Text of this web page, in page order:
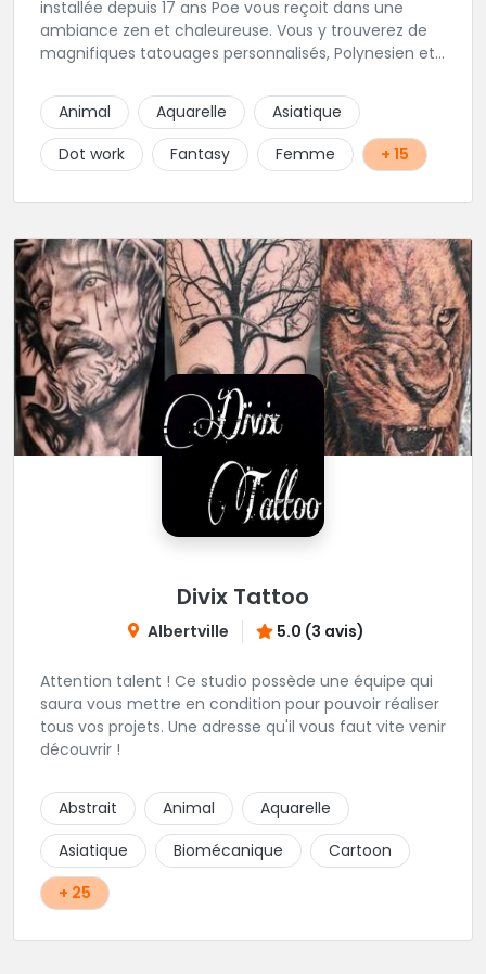
installée depuis 17 ans Poe vous reçoit dans une
ambiance zen et chaleureuse. Vous y trouverez de
magnifiques tatouages personnalisés, Polynesien et
permanents/artistiques ainsi que des prestations de
Piercings.
Animal Aquarelle
Asiatique
Dot work
Fantasy Femme + 15
Divix Tattoo
Albertville 5.0 (3 avis)
Attention talent ! Ce studio possède une équipe qui
saura vous mettre en condition pour pouvoir réaliser
tous vos projets. Une adresse qu'il vous faut vite venir
découvrir !
Abstrait Animal
Aquarelle
Asiatique
Biomécanique
Cartoon
+ 25